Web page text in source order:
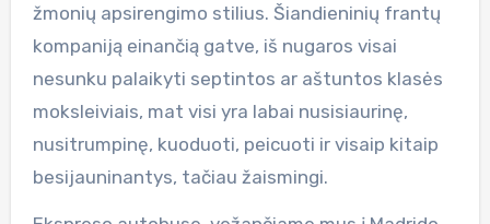
žmonių apsirengimo stilius. Šiandieninių frantų
kompaniją einančią gatve, iš nugaros visai
nesunku palaikyti septintos ar aštuntos klasės
moksleiviais, mat visi yra labai nusisiaurinę,
nusitrumpinę, kuoduoti, peicuoti ir visaip kitaip
besijauninantys, tačiau žaismingi.